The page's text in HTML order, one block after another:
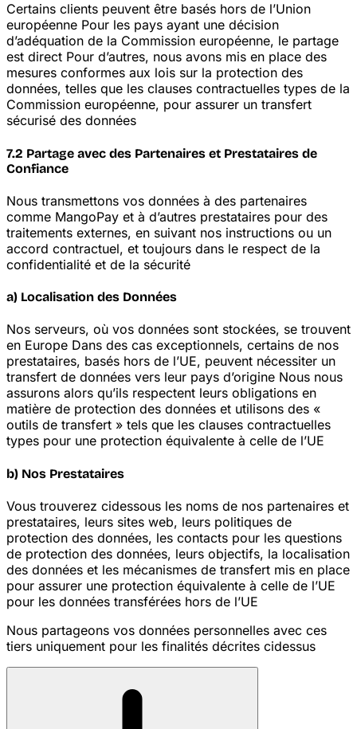
Certains clients peuvent être basés hors de l’Union
européenne Pour les pays ayant une décision
d’adéquation de la Commission européenne, le partage
est direct Pour d’autres, nous avons mis en place des
mesures conformes aux lois sur la protection des
données, telles que les clauses contractuelles types de la
Commission européenne, pour assurer un transfert
sécurisé des données
7.2 Partage avec des Partenaires et Prestataires de
Confiance
Nous transmettons vos données à des partenaires
comme MangoPay et à d’autres prestataires pour des
traitements externes, en suivant nos instructions ou un
accord contractuel, et toujours dans le respect de la
confidentialité et de la sécurité
a) Localisation des Données
Nos serveurs, où vos données sont stockées, se trouvent
en Europe Dans des cas exceptionnels, certains de nos
prestataires, basés hors de l’UE, peuvent nécessiter un
transfert de données vers leur pays d’origine Nous nous
assurons alors qu’ils respectent leurs obligations en
matière de protection des données et utilisons des «
outils de transfert » tels que les clauses contractuelles
types pour une protection équivalente à celle de l’UE
b) Nos Prestataires
Vous trouverez cidessous les noms de nos partenaires et
prestataires, leurs sites web, leurs politiques de
protection des données, les contacts pour les questions
de protection des données, leurs objectifs, la localisation
des données et les mécanismes de transfert mis en place
pour assurer une protection équivalente à celle de l’UE
pour les données transférées hors de l’UE
Nous partageons vos données personnelles avec ces
tiers uniquement pour les finalités décrites cidessus